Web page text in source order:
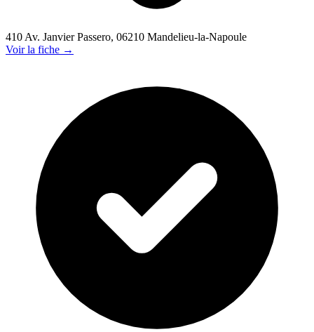
410 Av. Janvier Passero, 06210 Mandelieu-la-Napoule
Voir la fiche →